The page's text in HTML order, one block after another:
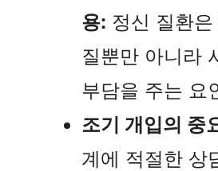
용: 정신 질환
질뿐만 아니라
부담을 주는 요
조기 개입의 중
계에 적절한 상